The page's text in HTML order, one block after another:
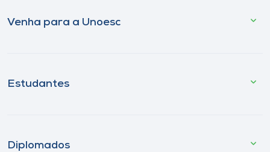
Venha para a Unoesc
Estudantes
Diplomados